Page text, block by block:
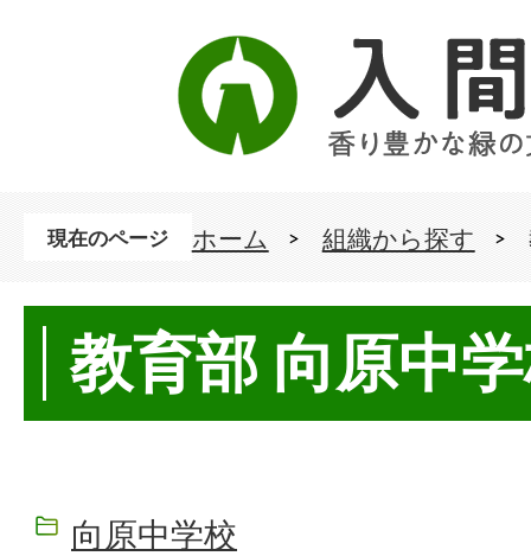
現在のページ ホーム 組織から探す
教育部 向原中
向原中学校